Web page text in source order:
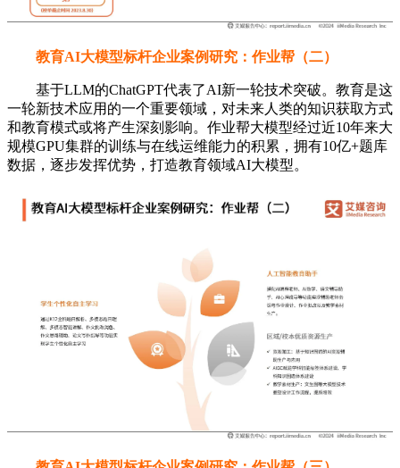
教育AI大模型标杆企业案例研究：作业帮（二）
基于LLM的ChatGPT代表了AI新一轮技术突破。教育是这
一轮新技术应用的一个重要领域，对未来人类的知识获取方式
和教育模式或将产生深刻影响。作业帮大模型经过近10年来大
规模GPU集群的训练与在线运维能力的积累，拥有10亿+题库
数据，逐步发挥优势，打造教育领域AI大模型。